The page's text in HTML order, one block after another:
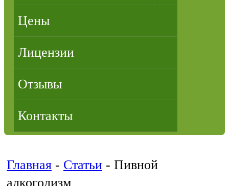
Цены
Лицензии
Отзывы
Контакты
Главная - Статьи - Пивной
алкоголизм